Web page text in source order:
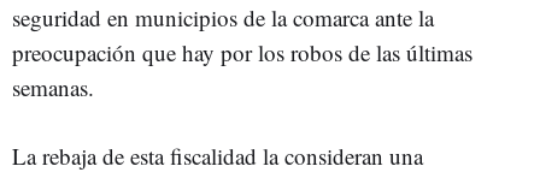
seguridad en municipios de la comarca ante la
preocupación que hay por los robos de las últimas
semanas.
La rebaja de esta fiscalidad la consideran una